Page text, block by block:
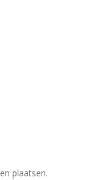
plaatsen.